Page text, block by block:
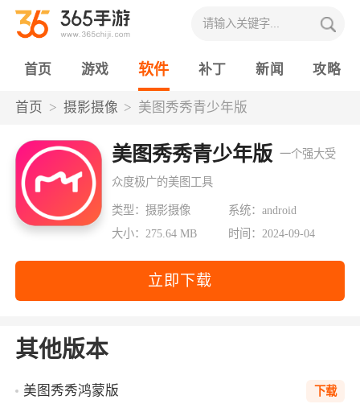
首页 游戏 软件 补丁 新闻 攻略
首页 摄影摄像 美图秀秀青少年版
美图秀秀青少年版 一个强大受
众度极广的美图工具
类型：摄影摄像
系统：android
大小：275.64 MB
时间：2024-09-04
立即下载
其他版本
美图秀秀鸿蒙版 下载